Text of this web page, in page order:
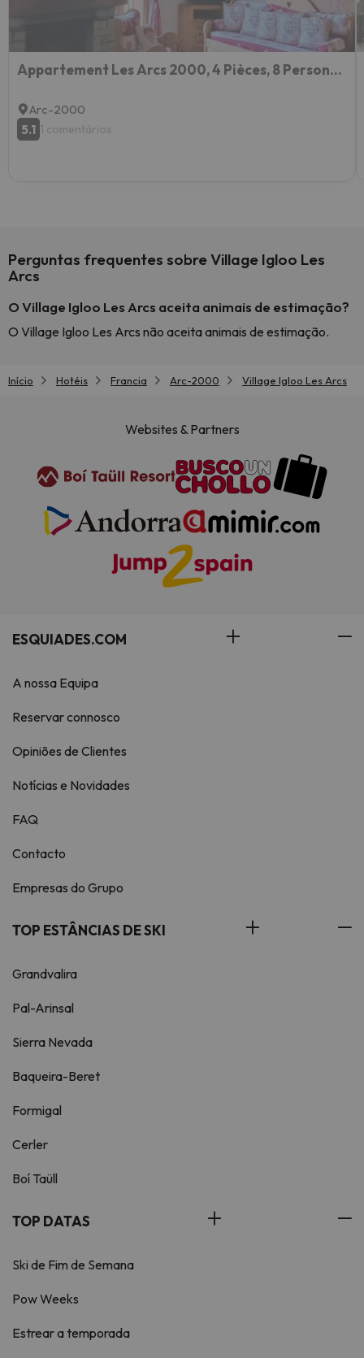
Appartement Les Arcs 2000, 4 Pièces, 8 Personnes - Fr-1-411-700
Arc-2000
5.1 1 comentários
Perguntas frequentes sobre Village Igloo Les
Arcs
O Village Igloo Les Arcs aceita animais de estimação?
O Village Igloo Les Arcs não aceita animais de estimação.
Início Hotéis Francia Arc-2000 Village Igloo Les Arcs
Websites & Partners
ESQUIADES.COM
A nossa Equipa
Reservar connosco
Opiniões de Clientes
Notícias e Novidades
FAQ
Contacto
Empresas do Grupo
TOP ESTÂNCIAS DE SKI
Grandvalira
Pal-Arinsal
Sierra Nevada
Baqueira-Beret
Formigal
Cerler
Boí Taüll
TOP DATAS
Ski de Fim de Semana
Pow Weeks
Estrear a temporada